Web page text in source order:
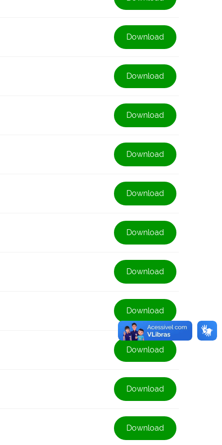
Download
Download
Download
Download
Download
Download
Download
Download
Download
Download
Download